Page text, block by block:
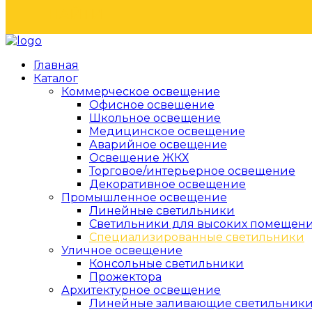
Главная
Каталог
Коммерческое освещение
Офисное освещение
Школьное освещение
Медицинское освещение
Аварийное освещение
Освещение ЖКХ
Торговое/интерьерное освещение
Декоративное освещение
Промышленное освещение
Линейные светильники
Светильники для высоких
Специализированные светильники
Уличное освещение
Консольные светильники
Прожектора
Архитектурное освещение
Линейные заливающие